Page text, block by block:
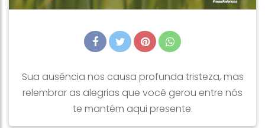
Sua ausência nos causa profunda tristeza, mas
relembrar as alegrias que você gerou entre nós
te mantém aqui presente.